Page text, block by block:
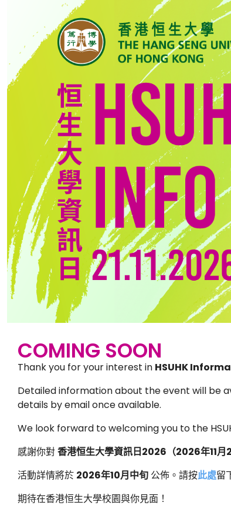
COMING SOON
Thank you for your interest in HSUHK
Detailed information about the event will be
details by email once available.
We look forward to welcoming you to the
感謝你對香港恒生大學資訊日2026 （2026年11月
活動詳情將於 2026年10月中旬 公佈。請按此處留
期待在香港恒生大學校園與你見面！